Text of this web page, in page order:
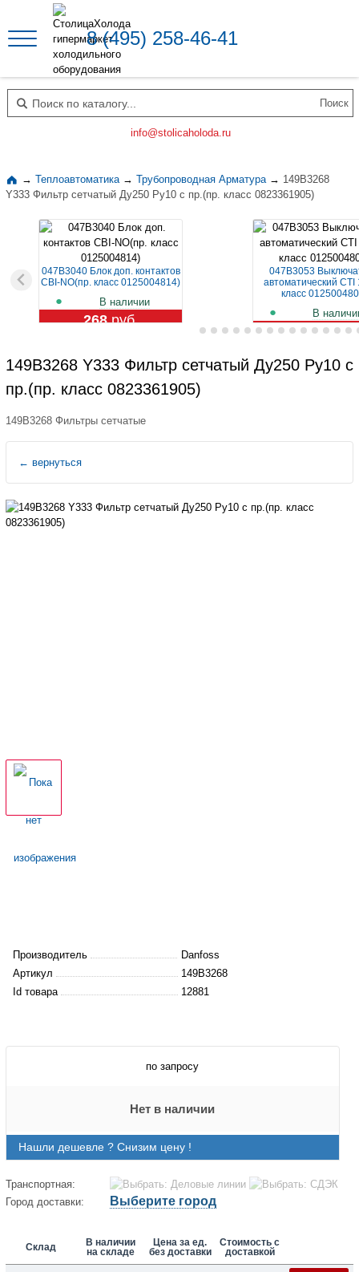
8 (495) 258-46-41
Поиск по каталогу
info@stolicaholoda.ru
→ Теплоавтоматика → Трубопроводная Арматура → 149B3268
Y333 Фильтр сетчатый Ду250 Ру10 с пр.(пр. класс 0823361905)
047B3040 Блок доп. контактов
CBI-NO(пр. класс 0125004814)
В наличии
268руб.
047B3053
автоматический CTI
класс
В
1 109 руб.
149B3268 Y333 Фильтр сетчатый Ду250 Ру10 с
пр.(пр. класс 0823361905)
149B3268 Фильтры сетчатые
← вернуться
Производитель
Danfoss
Артикул
149B3268
Id товара
12881
по запросу
Нет в наличии
Нашли дешевле ? Снизим цену !
Транспортная:
Город доставки:
Выберите город
Склад
В наличии
на складе
Цена за ед.
без доставки
Стоимость с
доставкой